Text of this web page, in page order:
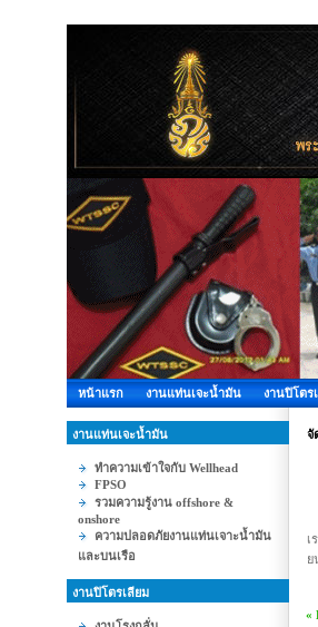
หน้าแรก งานแท่นเจะน้ำมัน งานปิโตร
งานแท่นเจะน้ำมัน
ทำความเข้าใจกับ Wellhead
FPSO
รวมความรู้งาน offshore &
onshore
ความปลอดภัยงานแท่นเจาะน้ำมัน
และบนเรือ
งานปิโตรเลียม
จั
เ
ย
«